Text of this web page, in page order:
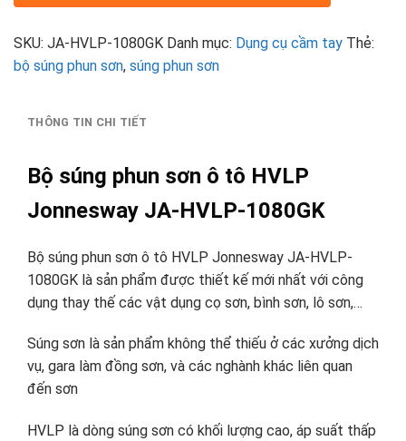
SKU: JA-HVLP-1080GK Danh mục: Dụng cụ cầm tay Thẻ:
bộ súng phun sơn, súng phun sơn
THÔNG TIN CHI TIẾT
Bộ súng phun sơn ô tô HVLP
Jonnesway JA-HVLP-1080GK
Bộ súng phun sơn ô tô HVLP Jonnesway JA-HVLP-
1080GK là sản phẩm được thiết kế mới nhất với công
dụng thay thế các vật dụng cọ sơn, bình sơn, lô sơn,…
Súng sơn là sản phẩm không thể thiếu ở các xưởng dịch
vụ, gara làm đồng sơn, và các nghành khác liên quan
đến sơn
HVLP là dòng súng sơn có khối lượng cao, áp suất thấp